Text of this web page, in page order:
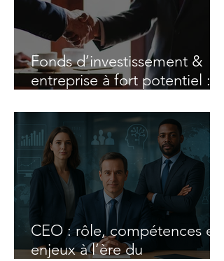
Fonds d’investissement &
entreprise à fort potentiel : le
croissance
CEO : rôle, compétences et
enjeux à l’ère du